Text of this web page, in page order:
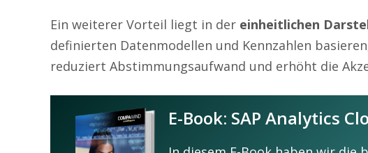
Ein weiterer Vorteil liegt in der einheitlichen
definierten Datenmodellen und Kennzahlen
reduziert Abstimmungsaufwand und erhöht die
E-Book: SAP Analytics